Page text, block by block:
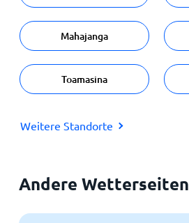
Mahajanga
Toamasina
Weitere Standorte
Andere Wetterseiten